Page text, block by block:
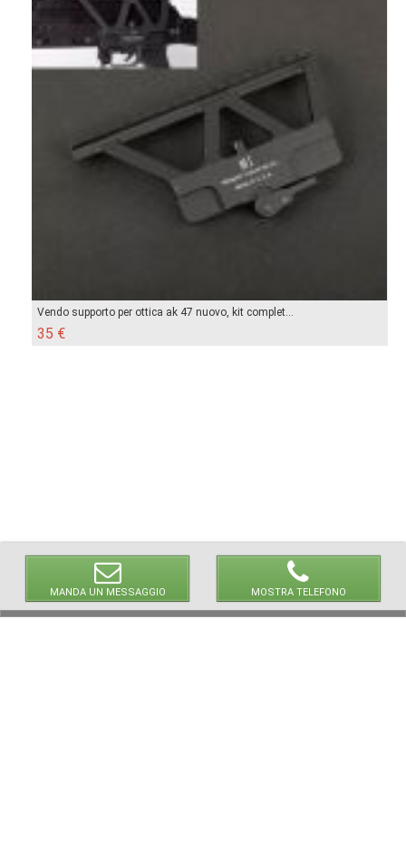
MANDA UN MESSAGGIO MOSTRA TELEFONO
Vendo supporto per ottica ak 47 nuovo, kit complet...
35 €